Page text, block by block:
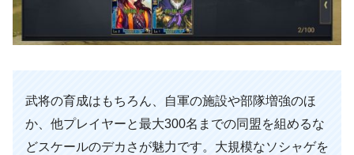
武将の育成はもちろん、自軍の施設や部隊増強のほ
か、他プレイヤーと最大300名までの同盟を組めるな
どスケールのデカさが魅力です。大規模なソシャゲを